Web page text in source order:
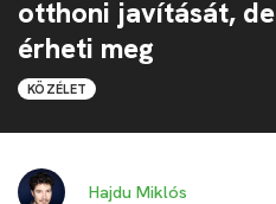
otthoni javítását,
érheti meg
KÖZÉLET
Hajdu Miklós